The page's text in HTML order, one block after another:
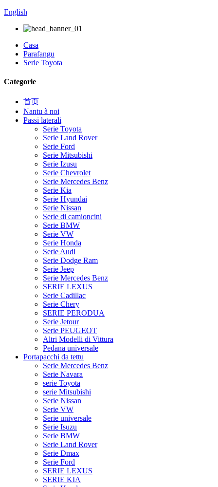
English
Casa
Parafangu
Serie Toyota
Categorie
首页
Nantu à noi
Passi laterali
Serie Toyota
Serie Land Rover
Serie Ford
Serie Mitsubishi
Serie Izusu
Serie Chevrolet
Serie Mercedes Benz
Serie Kia
Serie Hyundai
Serie Nissan
Serie di camioncini
Serie BMW
Serie VW
Serie Honda
Serie Audi
Serie Dodge Ram
Serie Jeep
Serie Mercedes Benz
SERIE LEXUS
Serie Cadillac
Serie Chery
SERIE PERODUA
Serie Jetour
Serie PEUGEOT
Altri Modelli di Vittura
Pedana universale
Portapacchi da tettu
Serie Mercedes Benz
Serie Navara
serie Toyota
serie Mitsubishi
Serie Nissan
Serie VW
Serie universale
Serie Isuzu
Serie BMW
Serie Land Rover
Serie Dmax
Serie Ford
SERIE LEXUS
SERIE KIA